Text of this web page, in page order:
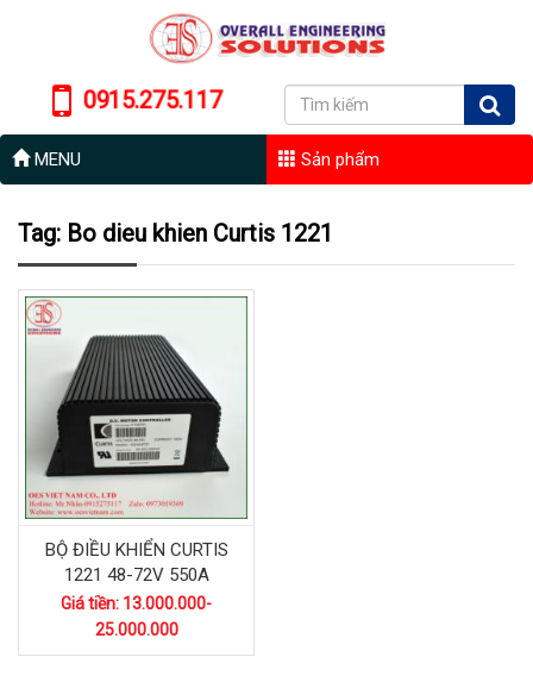
0915.275.117
MENU Sản phẩm
Tag: Bo dieu khien Curtis 1221
BỘ ĐIỀU KHIỂN CURTIS
1221 48-72V 550A
Giá tiền: 13.000.000-
25.000.000